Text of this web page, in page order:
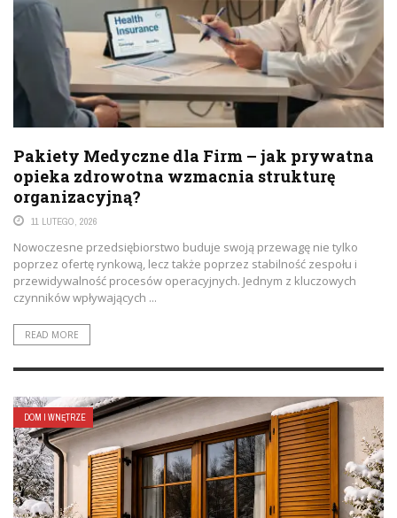
Pakiety Medyczne dla Firm – jak prywatna
opieka zdrowotna wzmacnia strukturę
organizacyjną?
11 LUTEGO, 2026
Nowoczesne przedsiębiorstwo buduje swoją przewagę nie tylko
poprzez ofertę rynkową, lecz także poprzez stabilność zespołu i
przewidywalność procesów operacyjnych. Jednym z kluczowych
czynników wpływających ...
READ MORE
DOM I WNĘTRZE